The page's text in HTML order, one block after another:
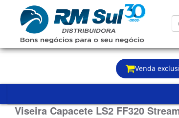
Venda
O
Viseira Capacete LS2 FF320